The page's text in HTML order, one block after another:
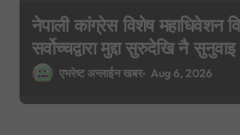
नेपाली कांग्रेस विशेष महाधिवेशन
सर्वोच्चद्वारा मुद्दा सुरुदेखि नै
पुरानो फैसला पुनरावलोकन हुने
एभरेष्ट अन्लाईन खबर Aug 6, 2026